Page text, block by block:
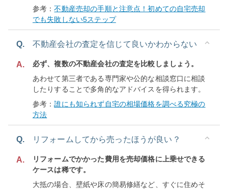
参考：不動産売却の手順と注意点！初めての自宅売却
でも失敗しない5ステップ
Q. 不動産会社の査定を信じて良いかわからない
A.
必ず、複数の不動産会社の査定を比較しましょう。
あわせて第三者である専門家や公的な相談窓口に相談
したりすることで多角的なアドバイスを得られます。
参考：誰にも知られず自宅の相場価格を調べる究極の
方法
Q. リフォームしてから売ったほうが良い？
A.
リフォームでかかった費用を売却価格に上乗せできる
ケースは稀です。
大抵の場合、壁紙や床の簡易修繕など、すぐに住めそ